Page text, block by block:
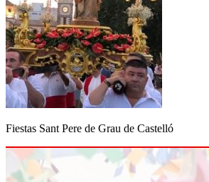
Fiestas Sant Pere de Grau de Castelló